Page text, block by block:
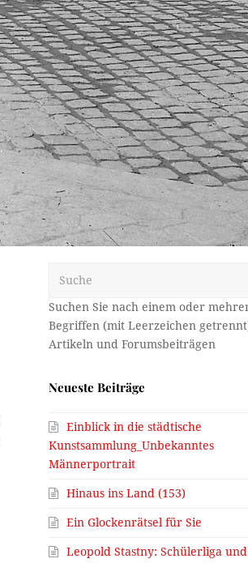
Neueste Beiträge
Einblick in die städtische
Kunstsammlung_Unbekanntes
Männerportrait
Hinaus ins Land (153)
Ein Glockenrätsel für Sie
Leopold Stastny: Schülerliga und